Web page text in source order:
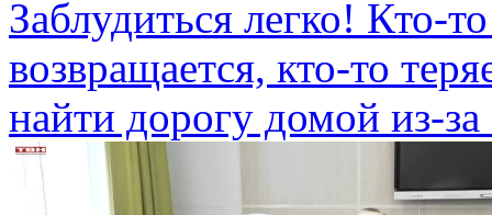
Заблудиться легко! Кто-
возвращается, кто-то
найти дорогу домой из-за